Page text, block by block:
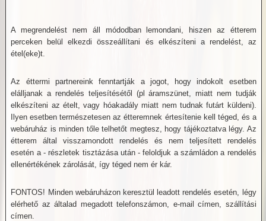
A megrendelést nem áll módodban lemondani, hiszen az étterem
perceken belül elkezdi összeállítani és elkészíteni a rendelést, az
étel(eke)t.
Az éttermi partnereink fenntartják a jogot, hogy indokolt esetben
elálljanak a rendelés teljesítésétől (pl áramszünet, miatt nem tudják
elkészíteni az ételt, vagy hóakadály miatt nem tudnak futárt küldeni).
Ilyen esetben természetesen az étteremnek értesítenie kell téged, és a
webáruház is minden tőle telhetőt megtesz, hogy tájékoztatva légy. Az
étterem által visszamondott rendelés és nem teljesített rendelés
esetén a - részletek tisztázása után - feloldjuk a számládon a rendelés
ellenértékének zárolását, így téged nem ér kár.
FONTOS! Minden webáruházon keresztül leadott rendelés esetén, légy
elérhető az általad megadott telefonszámon, e-mail címen, szállítási
címen.